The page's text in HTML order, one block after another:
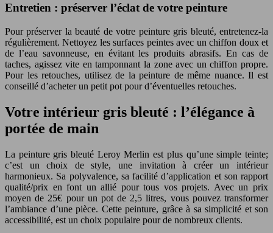
Entretien : préserver l’éclat de votre peinture
Pour préserver la beauté de votre peinture gris bleuté, entretenez-la
régulièrement. Nettoyez les surfaces peintes avec un chiffon doux et
de l’eau savonneuse, en évitant les produits abrasifs. En cas de
taches, agissez vite en tamponnant la zone avec un chiffon propre.
Pour les retouches, utilisez de la peinture de même nuance. Il est
conseillé d’acheter un petit pot pour d’éventuelles retouches.
Votre intérieur gris bleuté : l’élégance à
portée de main
La peinture gris bleuté Leroy Merlin est plus qu’une simple teinte;
c’est un choix de style, une invitation à créer un intérieur
harmonieux. Sa polyvalence, sa facilité d’application et son rapport
qualité/prix en font un allié pour tous vos projets. Avec un prix
moyen de 25€ pour un pot de 2,5 litres, vous pouvez transformer
l’ambiance d’une pièce. Cette peinture, grâce à sa simplicité et son
accessibilité, est un choix populaire pour de nombreux clients.